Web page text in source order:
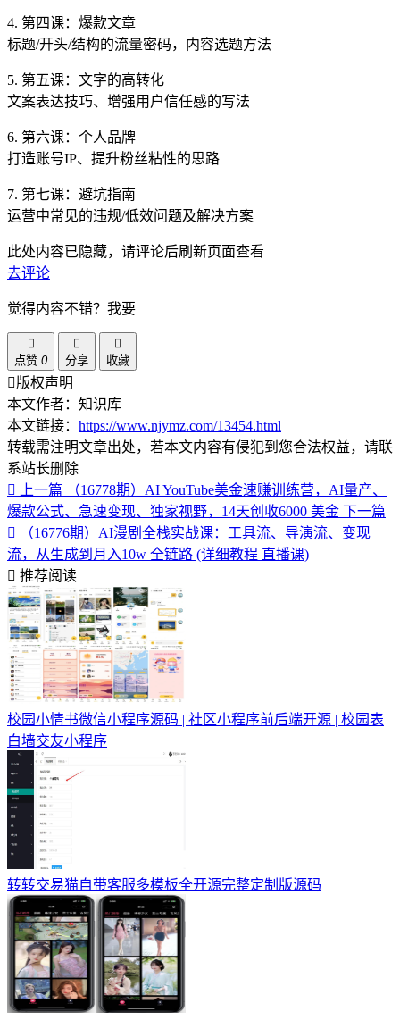
4. 第四课：爆款文章
标题/开头/结构的流量密码，内容选题方法
5. 第五课：文字的高转化
文案表达技巧、增强用户信任感的写法
6. 第六课：个人品牌
打造账号IP、提升粉丝粘性的思路
7. 第七课：避坑指南
运营中常见的违规/低效问题及解决方案
此处内容已隐藏，请评论后刷新页面查看
去评论
觉得内容不错？我要
点赞 0 分享 收藏
版权声明
本文作者：知识库
本文链接： https://www.njymz.com/13454.html
转载需注明文章出处，若本文内容有侵犯到您合法权益，请联
系站长删除
上一篇
（16778期）AI YouTube美金速赚训练营，AI量产、
爆款公式、急速变现、独家视野，14天创收6000 美金 下一篇
（16776期）AI漫剧全栈实战课：工具流、导演流、变现
流，从生成到月入10w 全链路 (详细教程 直播课)
推荐阅读
校园小情书微信小程序源码 | 社区小程序前后端开源 | 校园表
白墙交友小程序
转转交易猫自带客服多模板全开源完整定制版源码